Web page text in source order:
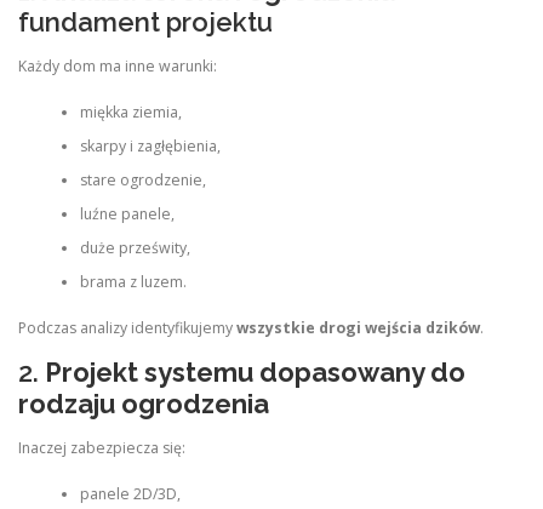
fundament projektu
Każdy dom ma inne warunki:
miękka ziemia,
skarpy i zagłębienia,
stare ogrodzenie,
luźne panele,
duże prześwity,
brama z luzem.
Podczas analizy identyfikujemywszystkie drogi wejścia dzików.
2. Projekt systemu dopasowany do
rodzaju ogrodzenia
Inaczej zabezpiecza się:
panele 2D/3D,